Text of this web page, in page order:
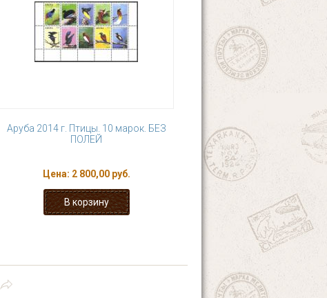
Аруба 2014 г. Птицы. 10 марок. БЕЗ
ПОЛЕЙ
Цена: 2 800,00 руб.